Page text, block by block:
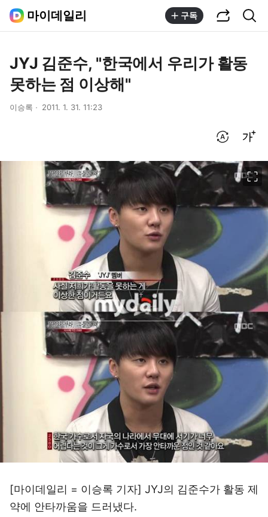
마이데일리 구독
JYJ 김준수, "한국에서 우리가 활동
못하는 점 이상해"
이승록 2011. 1. 31. 11:23
[마이데일리 = 이승록 기자] JYJ의 김준수가 활동 제
약에 안타까움을 드러냈다.